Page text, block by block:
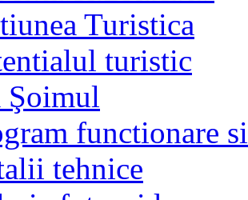
Turistica
turistic
Şoimul
functionare
tehnice